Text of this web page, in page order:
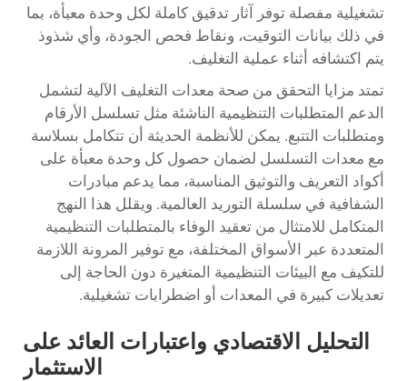
تشغيلية مفصلة توفر آثار تدقيق كاملة لكل وحدة معبأة، بما
في ذلك بيانات التوقيت، ونقاط فحص الجودة، وأي شذوذ
يتم اكتشافه أثناء عملية التغليف.
تمتد مزايا التحقق من صحة معدات التغليف الآلية لتشمل
الدعم المتطلبات التنظيمية الناشئة مثل تسلسل الأرقام
ومتطلبات التتبع. يمكن للأنظمة الحديثة أن تتكامل بسلاسة
مع معدات التسلسل لضمان حصول كل وحدة معبأة على
أكواد التعريف والتوثيق المناسبة، مما يدعم مبادرات
الشفافية في سلسلة التوريد العالمية. ويقلل هذا النهج
المتكامل للامتثال من تعقيد الوفاء بالمتطلبات التنظيمية
المتعددة عبر الأسواق المختلفة، مع توفير المرونة اللازمة
للتكيف مع البيئات التنظيمية المتغيرة دون الحاجة إلى
تعديلات كبيرة في المعدات أو اضطرابات تشغيلية.
التحليل الاقتصادي واعتبارات العائد على
الاستثمار